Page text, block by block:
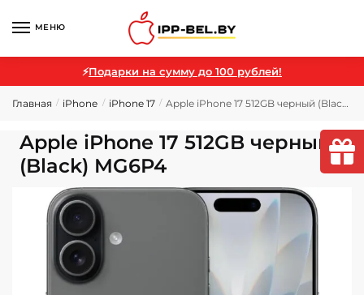
МЕНЮ
⚡Подарки на сумму до 100 рублей!
Главная / iPhone / iPhone 17 / Apple iPhone 17 512GB черный (Black) MG6P4
Apple iPhone 17 512GB черный
(Black) MG6P4